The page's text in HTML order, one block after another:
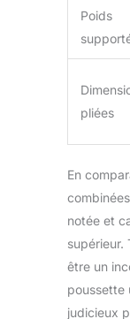
Poids
pliées
En
notée et
supérieur.
être un
poussette
judicieux